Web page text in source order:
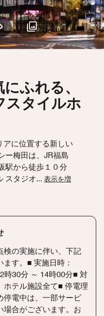
次へ
ふれる、
スタイルホ
アに位置する新しい
ー梅田は、JR福島
駅から徒歩１０分
スタジオ... 表示を増
検の実施に伴い、下記
す。■ 実施日時：
時30分 ～ 14時00分■ 対
ホテル施設全て■ 停電理
停電中は、一部サービ
場合がございます。お